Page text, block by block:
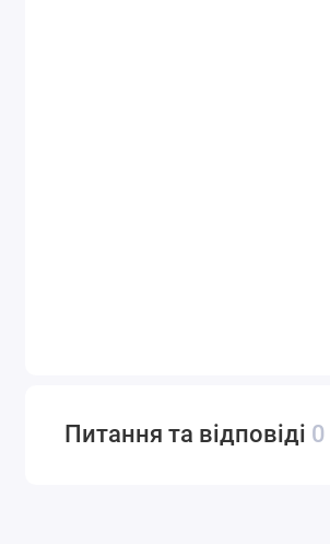
Питання та відповіді 0